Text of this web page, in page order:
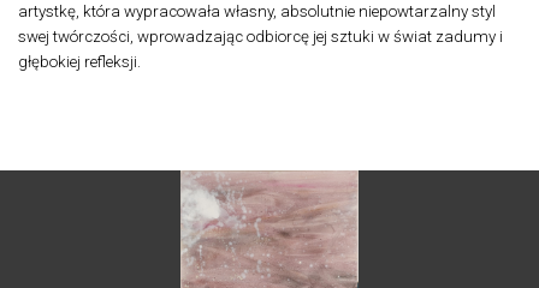
artystkę, która wypracowała własny, absolutnie niepowtarzalny styl
swej twórczości, wprowadzając odbiorcę jej sztuki w świat zadumy i
głębokiej refleksji.